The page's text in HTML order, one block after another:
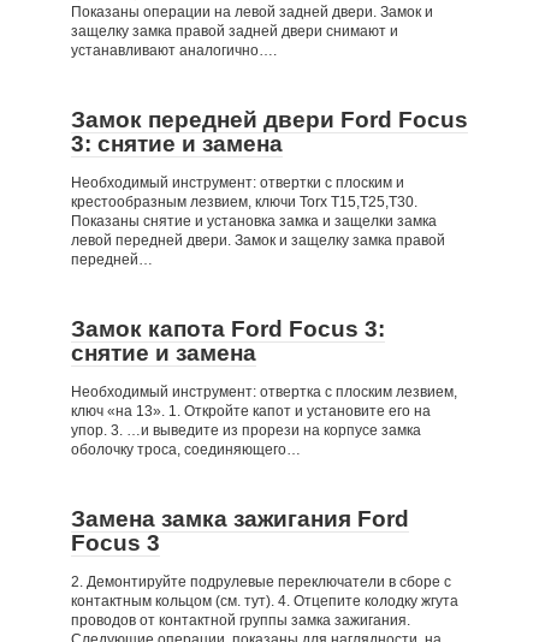
Показаны операции на левой задней двери. Замок и
защелку замка правой задней двери снимают и
устанавливают аналогично….
Замок передней двери Ford Focus
3: снятие и замена
Необходимый инструмент: отвертки с плоским и
крестообразным лезвием, ключи Torx Т15,Т25,T30.
Показаны снятие и установка замка и защелки замка
левой передней двери. Замок и защелку замка правой
передней…
Замок капота Ford Focus 3:
снятие и замена
Необходимый инструмент: отвертка с плоским лезвием,
ключ «на 13». 1. Откройте капот и установите его на
упор. 3. …и выведите из прорези на корпусе замка
оболочку троса, соединяющего…
Замена замка зажигания Ford
Focus 3
2. Демонтируйте подрулевые переключатели в сборе с
контактным кольцом (см. тут). 4. Отцепите колодку жгута
проводов от контактной группы замка зажигания.